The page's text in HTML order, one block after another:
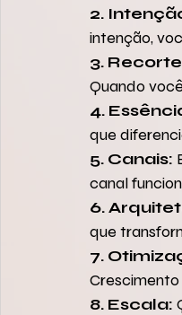
2.
intenção,
3.
Quando
4.
que
5. Canais:
canal
6.
que
7.
8. Escala: